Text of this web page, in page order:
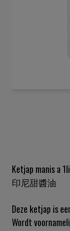
de
afbeeldingen-
gallerij
Ketjap manis a
印尼甜醬油
Deze ketjap is
Wordt